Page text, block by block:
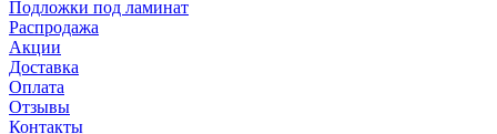
Подложки под ламинат
Распродажа
Акции
Доставка
Оплата
Отзывы
Контакты